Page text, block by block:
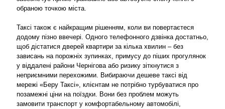
обраною точкою міста.
Таксі також є найкращим рішенням, коли ви повертаєтеся
додому пізно ввечері. Одного телефонного дзвінка достатньо,
щоб дістатися дверей квартири за кілька хвилин – без
зависань на порожніх зупинках, примусу до піших прогулянок
у віддалені райони Чернігова або ризику зіткнутися з
неприємними перехожими. Вибираючи дешеве таксі від
мережі «Беру Таксі», клієнтам не потрібно турбуватися про
позамежні ціни на поїздки. Вони без проблем можуть
замовити транспорт у комфортабельному автомобілі,